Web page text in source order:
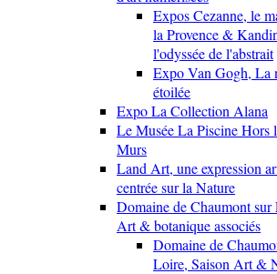
Expos Cezanne, le
la Provence &
l'odyssée de l'abstrait
Expo Van Gogh, La
étoilée
Expo La Collection Alana
Le Musée La Piscine Hors
Murs
Land Art, une expression
centrée sur la Nature
Domaine de Chaumont sur
Art & botanique associés
Domaine de
Loire, Saison Art &